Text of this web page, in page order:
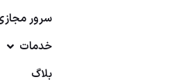
سرور مجازی
خدمات
بلاگ